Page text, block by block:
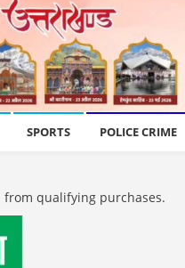
SPORTS POLICE CRIME
from qualifying purchases.